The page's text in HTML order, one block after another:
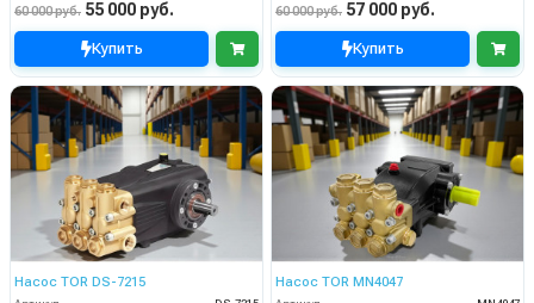
60 000 руб. 55 000 руб.
Купить
60 000 руб. 57 000 руб.
Купить
Насос TOR DS-7215 Насос TOR MN4047